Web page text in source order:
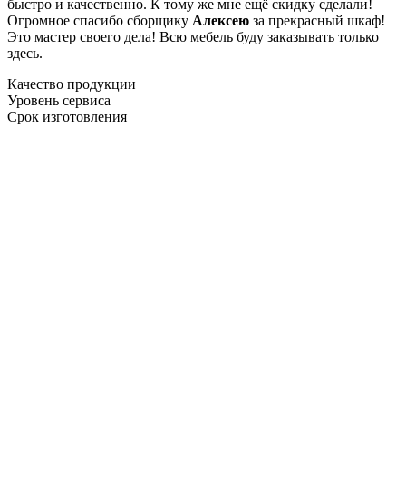
быстро и качественно. К тому же мне ещё скидку сделали!
Огромное спасибо сборщику Алексею за прекрасный шкаф!
Это мастер своего дела! Всю мебель буду заказывать только
здесь.
Качество продукции
Уровень сервиса
Срок изготовления